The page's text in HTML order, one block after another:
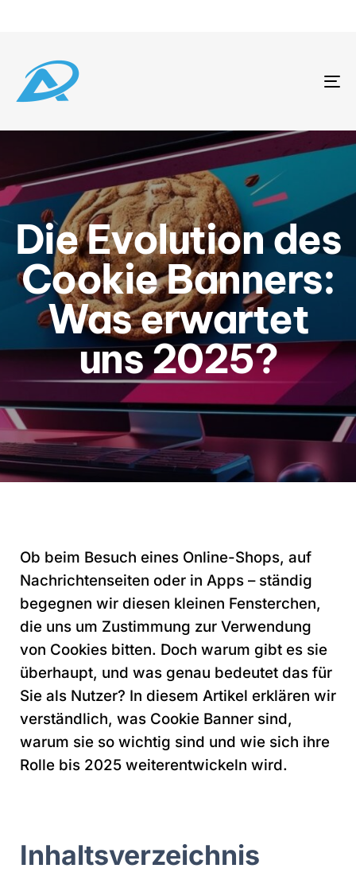
Die Evolution des
Cookie Banners:
Was erwartet
uns 2025?
Ob beim Besuch eines Online-Shops, auf
Nachrichtenseiten oder in Apps – ständig
begegnen wir diesen kleinen Fensterchen,
die uns um Zustimmung zur Verwendung
von Cookies bitten. Doch warum gibt es sie
überhaupt, und was genau bedeutet das für
Sie als Nutzer? In diesem Artikel erklären wir
verständlich, was Cookie Banner sind,
warum sie so wichtig sind und wie sich ihre
Rolle bis 2025 weiterentwickeln wird.
Inhaltsverzeichnis